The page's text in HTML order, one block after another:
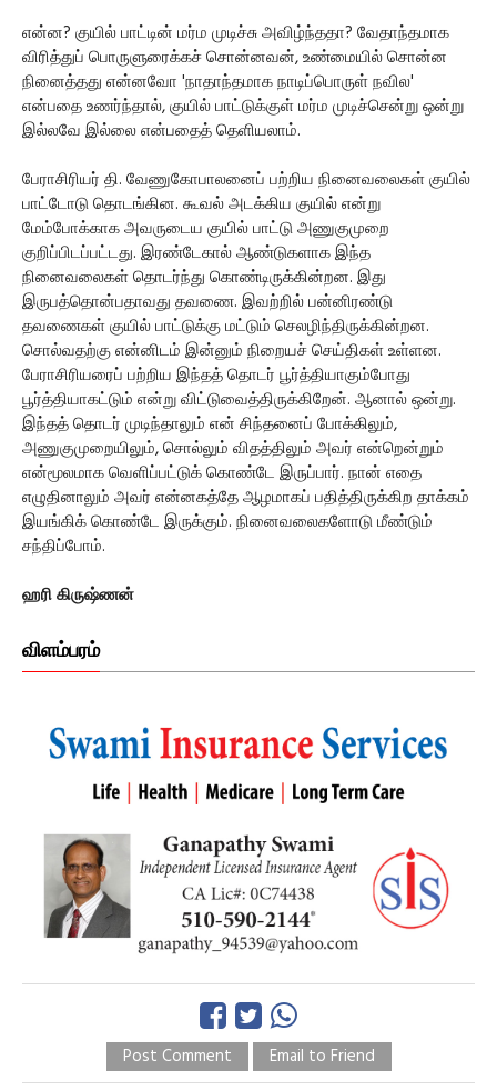
என்ன? குயில் பாட்டின் மர்ம முடிச்சு அவிழ்ந்ததா? வேதாந்தமாக
விரித்துப் பொருளுரைக்கச் சொன்னவன், உண்மையில் சொன்ன
நினைத்தது என்னவோ 'நாதாந்தமாக நாடிப்பொருள் நவில'
என்பதை உணர்ந்தால், குயில் பாட்டுக்குள் மர்ம முடிச்சென்று ஒன்று
இல்லவே இல்லை என்பதைத் தெளியலாம்.
பேராசிரியர் தி. வேணுகோபாலனைப் பற்றிய நினைவலைகள் குயில்
பாட்டோடு தொடங்கின. கூவல் அடக்கிய குயில் என்று
மேம்போக்காக அவருடைய குயில் பாட்டு அணுகுமுறை
குறிப்பிடப்பட்டது. இரண்டேகால் ஆண்டுகளாக இந்த
நினைவலைகள் தொடர்ந்து கொண்டிருக்கின்றன. இது
இருபத்தொன்பதாவது தவணை. இவற்றில் பன்னிரண்டு
தவணைகள் குயில் பாட்டுக்கு மட்டும் செலழிந்திருக்கின்றன.
சொல்வதற்கு என்னிடம் இன்னும் நிறையச் செய்திகள் உள்ளன.
பேராசிரியரைப் பற்றிய இந்தத் தொடர் பூர்த்தியாகும்போது
பூர்த்தியாகட்டும் என்று விட்டுவைத்திருக்கிறேன். ஆனால் ஒன்று.
இந்தத் தொடர் முடிந்தாலும் என் சிந்தனைப் போக்கிலும்,
அணுகுமுறையிலும், சொல்லும் விதத்திலும் அவர் என்றென்றும்
என்மூலமாக வெளிப்பட்டுக் கொண்டே இருப்பார். நான் எதை
எழுதினாலும் அவர் என்னகத்தே ஆழமாகப் பதித்திருக்கிற தாக்கம்
இயங்கிக் கொண்டே இருக்கும். நினைவலைகளோடு மீண்டும்
சந்திப்போம்.
ஹரி கிருஷ்ணன்
விளம்பரம்
Post Comment Email to Friend